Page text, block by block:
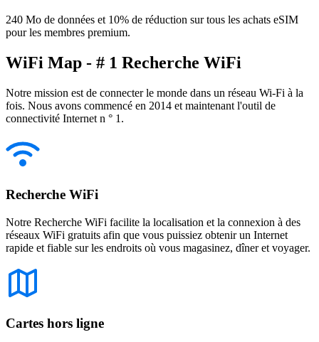
240 Mo de données et 10% de réduction sur tous les achats eSIM
pour les membres premium.
WiFi Map - # 1 Recherche WiFi
Notre mission est de connecter le monde dans un réseau Wi-Fi à la
fois. Nous avons commencé en 2014 et maintenant l'outil de
connectivité Internet n ° 1.
Recherche WiFi
Notre Recherche WiFi facilite la localisation et la connexion à des
réseaux WiFi gratuits afin que vous puissiez obtenir un Internet
rapide et fiable sur les endroits où vous magasinez, dîner et voyager.
Cartes hors ligne